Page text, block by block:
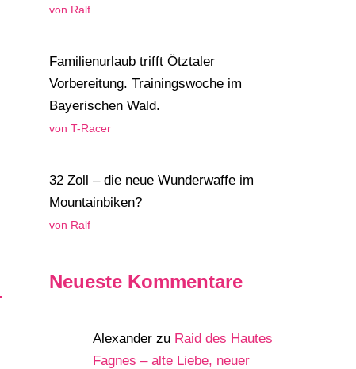
von Ralf
Familienurlaub trifft Ötztaler
Vorbereitung. Trainingswoche im
Bayerischen Wald.
von T-Racer
32 Zoll – die neue Wunderwaffe im
Mountainbiken?
von Ralf
Neueste Kommentare
Alexander zu Raid des Hautes
Fagnes – alte Liebe, neuer